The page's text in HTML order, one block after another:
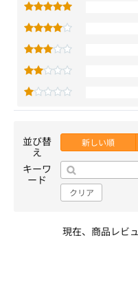
並び替
え
新しい順
キーワ
ード
クリア
現在、商品レビ